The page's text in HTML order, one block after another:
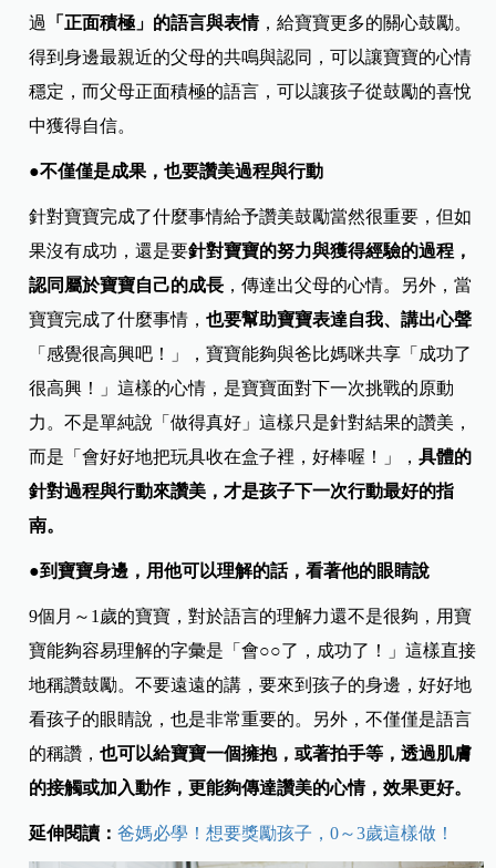
過
「正面積極」的語言與表情，給寶寶更多的關心鼓勵。
得到身邊最親近的父母的共鳴與認同，可以讓寶寶的心情
穩定，而父母正面積極的語言，可以讓孩子從鼓勵的喜悅
中獲得自信。
●不僅僅是成果，也要讚美過程與行動
針對寶寶完成了什麼事情給予讚美鼓勵當然很重要，但如
果沒有成功，還是要針對寶寶的努力與獲得經驗的過程，
認同屬於寶寶自己的成長 ，傳達出父母的心情。另外，當
寶寶完成了什麼事情，也要幫助寶寶表達自我、講出心聲
「感覺很高興吧！」，寶寶能夠與爸比媽咪共享「成功了
很高興！」這樣的心情，是寶寶面對下一次挑戰的原動
力。不是單純說「做得真好」這樣只是針對結果的讚美，
而是「會好好地把玩具收在盒子裡，好棒喔！」，具體的
針對過程與行動來讚美，才是孩子下一次行動最好的指
南。
●到寶寶身邊，用他可以理解的話，看著他的眼睛說
9個月～1歲的寶寶，對於語言的理解力還不是很夠，用寶
寶能夠容易理解的字彙是「會○○了，成功了！」這樣直接
地稱讚鼓勵。不要遠遠的講，要來到孩子的身邊，好好地
看孩子的眼睛說，也是非常重要的。另外，不僅僅是語言
的稱讚，也可以給寶寶一個擁抱，或著拍手等，透過肌膚
的接觸或加入動作，更能夠傳達讚美的心情，效果更好。
延伸閱讀：爸媽必學！想要獎勵孩子，0～3歲這樣做！